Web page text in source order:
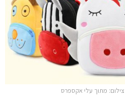
צילום: מתוך עלי אקספרס